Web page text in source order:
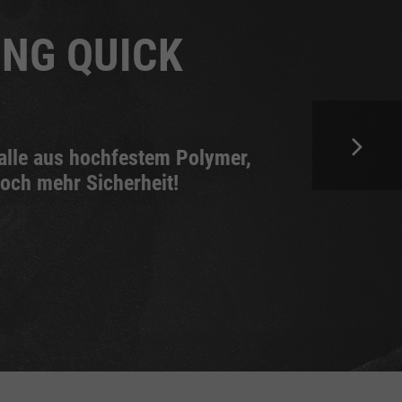
QUICK
aus hochfestem Polymer,
mehr Sicherheit!